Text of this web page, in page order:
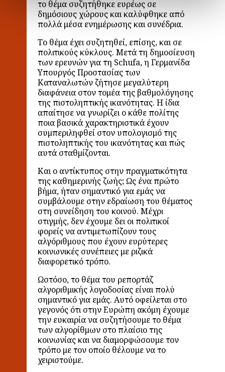
το θέμα συζητήθηκε ευρέως σε
δημόσιους χώρους και καλύφθηκε από
πολλά μέσα ενημέρωσης και συνέδρια.
Το θέμα έχει συζητηθεί, επίσης, και σε
πολιτικούς κύκλους. Μετά τη δημοσίευση
των ερευνών για τη Schufa, η Γερμανίδα
Υπουργός Προστασίας των
Καταναλωτών ζήτησε μεγαλύτερη
διαφάνεια στον τομέα της βαθμολόγησης
της πιστοληπτικής ικανότητας. Η ίδια
απαίτησε να γνωρίζει ο κάθε πολίτης
ποια βασικά χαρακτηριστικά έχουν
συμπεριληφθεί στον υπολογισμό της
πιστοληπτικής του ικανότητας και πώς
αυτά σταθμίζονται.
Και ο αντίκτυπος στην πραγματικότητα
της καθημερινής ζωής; Ως ένα πρώτο
βήμα, ήταν σημαντικό για εμάς να
συμβάλουμε στην εδραίωση του θέματος
στη συνείδηση του κοινού. Μέχρι
στιγμής, δεν έχουμε δει οι πολιτικοί
φορείς να αντιμετωπίζουν τους
αλγόριθμους που έχουν ευρύτερες
κοινωνικές συνέπειες με ριζικά
διαφορετικό τρόπο.
Ωστόσο, το θέμα του ρεπορτάζ
αλγοριθμικής λογοδοσίας είναι πολύ
σημαντικό για εμάς. Αυτό οφείλεται στο
γεγονός ότι στην Ευρώπη ακόμη έχουμε
την ευκαιρία να συζητήσουμε το θέμα
των αλγορίθμων στο πλαίσιο της
κοινωνίας και να διαμορφώσουμε τον
τρόπο με τον οποίο θέλουμε να το
χειριστούμε.